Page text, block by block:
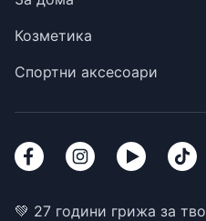
Козметика
Спортни аксесоари
💚 27 години грижа за